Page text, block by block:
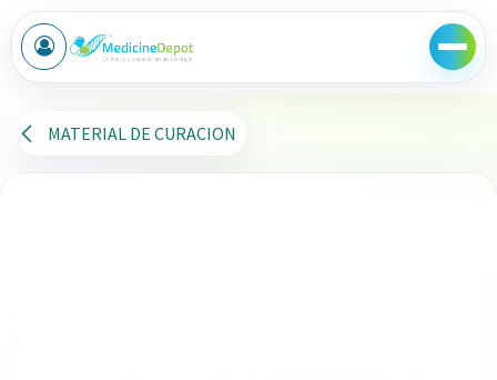
Ir al contenido
MATERIAL DE CURACION